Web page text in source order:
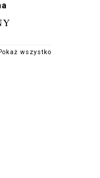
wszystko